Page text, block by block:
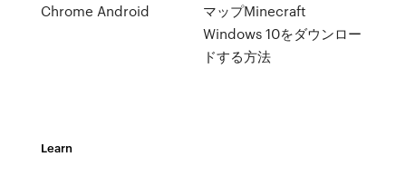
Chrome Android
マップMinecraft
Windows 10をダウンロー
ドする方法
Learn